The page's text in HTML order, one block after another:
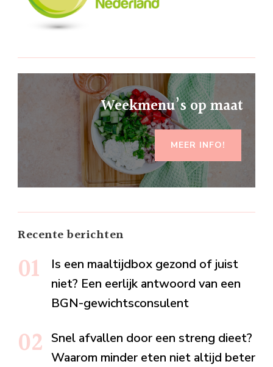
Weekmenu’s op maat
MEER INFO!
Recente berichten
Is een maaltijdbox gezond of juist
niet? Een eerlijk antwoord van een
BGN-gewichtsconsulent
Snel afvallen door een streng dieet?
Waarom minder eten niet altijd beter